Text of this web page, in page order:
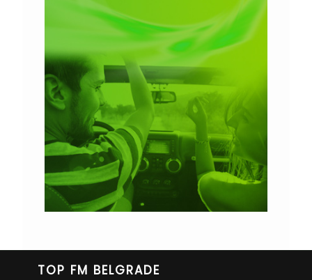
TOP FM BELGRADE